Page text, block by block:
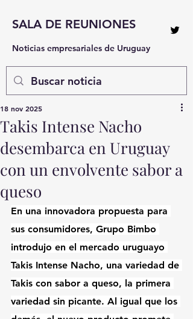
SALA DE REUNIONES
Noticias empresariales de Uruguay
Takis Intense Nacho
desembarca en Uruguay
con un envolvente sabor a
queso
18 nov 2025
En una innovadora propuesta para
sus consumidores, Grupo Bimbo
introdujo en el mercado uruguayo
Takis Intense Nacho, una variedad de
Takis con sabor a queso, la primera
variedad sin picante. Al igual que los